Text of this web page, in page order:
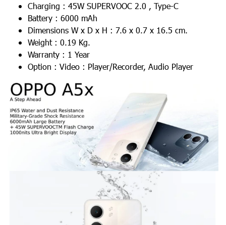
Charging : 45W SUPERVOOC 2.0 , Type-C
Battery : 6000 mAh
Dimensions W x D x H : 7.6 x 0.7 x 16.5 cm.
Weight : 0.19 Kg.
Warranty : 1 Year
Option : Video : Player/Recorder, Audio Player